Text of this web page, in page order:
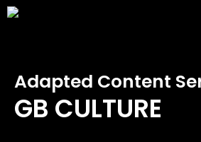
Adapted Content
GB CULTURE